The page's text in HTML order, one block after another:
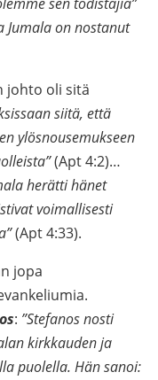
Jumala on nostanut
johto oli sitä
siitä, että
ylösnousemukseen
(Apt 4:2)…
herätti hänet
voimallisesti
(Apt 4:33).
jopa
: ”Stefanos nosti
kirkkauden ja
puolella. Hän sanoi: